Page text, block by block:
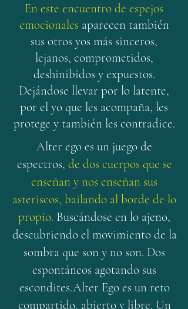
En este encuentro de espejos
emocionales aparecen también
sus otros yos más sinceros,
lejanos, comprometidos,
deshinibidos y expuestos.
Dejándose llevar por lo latente,
por el yo que les acompaña, les
protege y también les contradice.
Alter ego es un juego de
espectros, de dos cuerpos que se
enseñan y nos enseñan sus
asteriscos, bailando al borde de lo
propio. Buscándose en lo ajeno,
descubriendo el movimiento de la
sombra que son y no son. Dos
espontáneos agotando sus
escondites.Alter Ego es un reto
compartido, abierto y libre. Un